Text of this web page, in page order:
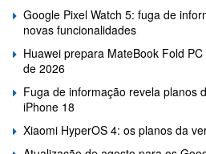
Google Pixel Watch 5: fuga de
novas funcionalidades
Huawei prepara MateBook Fold
de 2026
Fuga de informação revela planos
iPhone 18
Xiaomi HyperOS 4: os planos da